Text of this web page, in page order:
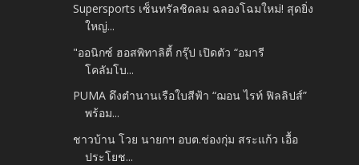
Supersports เซ็นทรัลชิดลม ฉลองโฉมใหม่! สุดยิ่ง
ใหญ่...
"ออนิกซ์ ฮอสพิทาลิตี้ กรุ๊ป เปิดตัว “อมารี
โคลัมโบ...
PUMA ดึงตำนานเรือใบสีฟ้า “ฌอน ไรท์ ฟิลลิปส์”
พร้อม...
ชาวบ้าน โวย นายกฯ อบต.ช่องกุ่ม สระแก้ว เอื้อ
ประโยช...